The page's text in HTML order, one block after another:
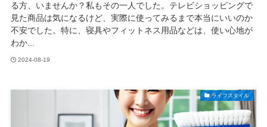
る方、いませんか？私もその一人でした。テレビショッピングで
見た商品は気になるけど、実際に使ってみるまで本当にいいのか
不安でした。特に、寝具やフィットネス用品などは、使い心地が
わか...
2024-08-19
ライフスタイル